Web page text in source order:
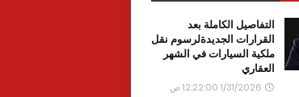
التفاصيل الكاملة بعد
القرارات الجديدةلرسوم نقل
ملكية السيارات في الشهر
العقاري
1/31/2026 12:22:00 ص